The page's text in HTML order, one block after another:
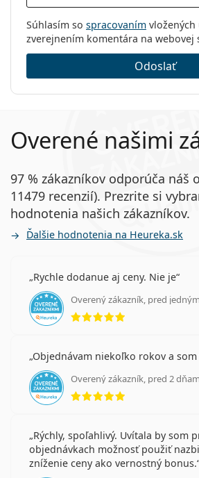
Súhlasím so spracovaním vložených
zverejnením komentára na webovej
Odoslať
Overené našimi
97 % zákazníkov odporúča náš
11479 recenzií). Prezrite si
hodnotenia našich zákazníkov.
Ďalšie hodnotenia na Heureka.sk
Rychle dodanue aj ceny. Nie je
Overený zákazník, pred
hodnotenie 5 z
Objednávam niekoľko rokov a
Overený zákazník, pred 2
hodnotenie 5 z
Rýchly, spoľahlivý. Uvítala by som
objednávkach možnosť použiť
zníženie ceny ako vernostný bonus.